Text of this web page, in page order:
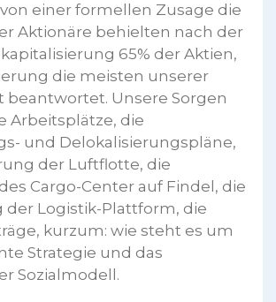
einer formellen Zusage die
Aktionäre behielten nach der
65% der Aktien,
die meisten unserer
beantwortet. Unsere Sorgen
Arbeitsplätze, die
und Delokalisierungspläne,
der Luftflotte, die
Cargo-Center auf Findel, die
der Logistik-Plattform, die
kurzum: wie steht es um
Strategie und das
Sozialmodell.